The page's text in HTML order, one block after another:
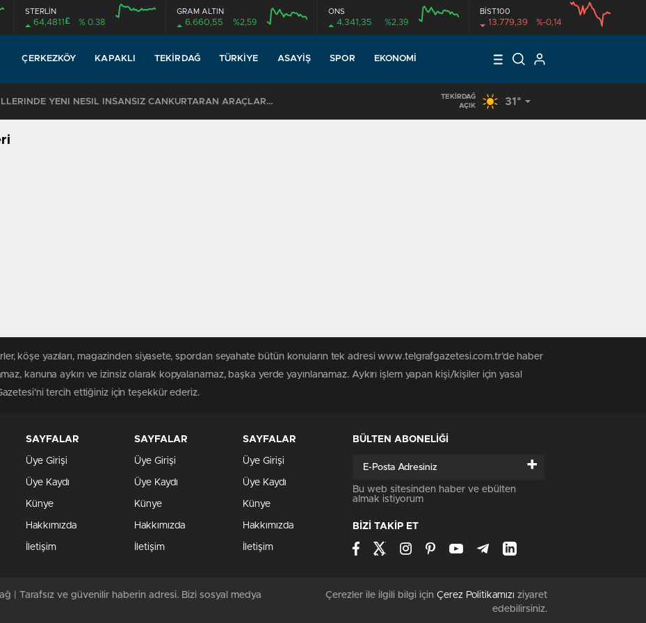
STERLİN
64,4811 £ % 0.38
GRAM ALTIN
6.660,55 %2,59
ONS
4.341,35 %2,39
BİST100
13.779,39 %-0,14
ÇERKEZKÖY KAPAKLI TEKIRDAĞ TÜRKIYE ASAYIŞ SPOR EKONOMI
TEKİRDAĞ SAHİLLERİNDE YENİ NESİL İNSANSIZ CANKURTARAN ARAÇLARI GÖREVDE KUR’AN KURSU ÖĞRENCİLERİNE DONDURMA İKRAMI
TEKIRDAĞ
AÇIK
31°
köşe yazıları, magazinden siyasete, spordan seyahate bütün konuların tek adresi www.telgrafgazetesi.com.tr’de haber
kanuna aykırı ve izinsiz olarak kopyalanamaz, başka yerde yayınlanamaz. Aykırı işlem yapan kişi/kişiler için yasal
tercih ettiğiniz için teşekkür ederiz.
SAYFALAR
Üye Girişi
Üye Kaydı
Künye
Hakkımızda
İletişim
SAYFALAR
Üye Girişi
Üye Kaydı
Künye
Hakkımızda
İletişim
SAYFALAR
Üye Girişi
Üye Kaydı
Künye
Hakkımızda
İletişim
BÜLTEN ABONELİĞİ
+
Bu web sitesinden haber ve ebülten
almak istiyorum
BİZİ TAKİP ET
| Tarafsız ve güvenilir haberin adresi. Bizi sosyal medya
Çerezler ile ilgili bilgi için Çerez Politikamızı ziyaret
edebilirsiniz.